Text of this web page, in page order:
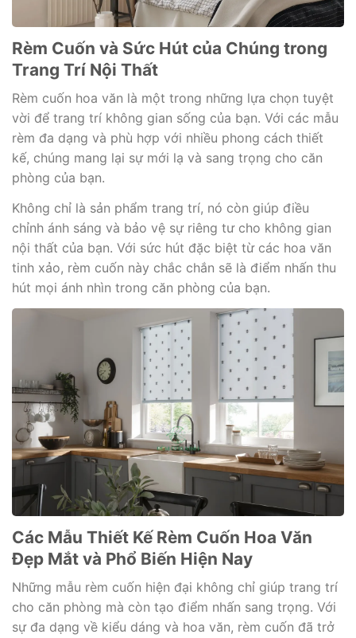
Rèm Cuốn và Sức Hút của Chúng trong
Trang Trí Nội Thất
Rèm cuốn hoa văn là một trong những lựa chọn tuyệt
vời để trang trí không gian sống của bạn. Với các mẫu
rèm đa dạng và phù hợp với nhiều phong cách thiết
kế, chúng mang lại sự mới lạ và sang trọng cho căn
phòng của bạn.
Không chỉ là sản phẩm trang trí, nó còn giúp điều
chỉnh ánh sáng và bảo vệ sự riêng tư cho không gian
nội thất của bạn. Với sức hút đặc biệt từ các hoa văn
tinh xảo, rèm cuốn này chắc chắn sẽ là điểm nhấn thu
hút mọi ánh nhìn trong căn phòng của bạn.
Các Mẫu Thiết Kế Rèm Cuốn Hoa Văn
Đẹp Mắt và Phổ Biến Hiện Nay
Những mẫu rèm cuốn hiện đại không chỉ giúp trang trí
cho căn phòng mà còn tạo điểm nhấn sang trọng. Với
sự đa dạng về kiểu dáng và hoa văn, rèm cuốn đã trở